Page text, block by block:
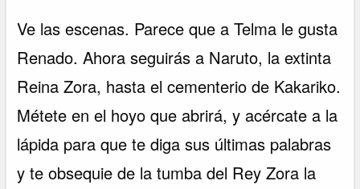
Ve las escenas. Parece que a Telma le gusta
Renado. Ahora seguirás a Naruto, la extinta
Reina Zora, hasta el cementerio de Kakariko.
Métete en el hoyo que abrirá, y acércate a la
lápida para que te diga sus últimas palabras
y te obsequie de la tumba del Rey Zora la